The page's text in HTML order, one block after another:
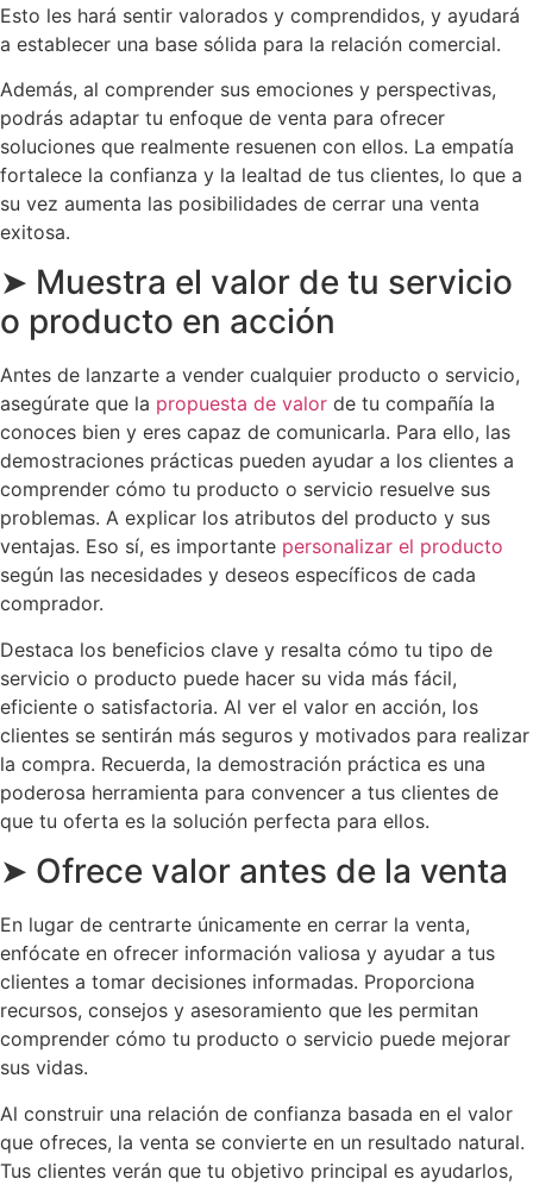
Esto les hará sentir valorados y comprendidos, y ayudará
a establecer una base sólida para la relación comercial.
Además, al comprender sus emociones y perspectivas,
podrás adaptar tu enfoque de venta para ofrecer
soluciones que realmente resuenen con ellos. La empatía
fortalece la confianza y la lealtad de tus clientes, lo que a
su vez aumenta las posibilidades de cerrar una venta
exitosa.
➤ Muestra el valor de tu servicio
o producto en acción
Antes de lanzarte a vender cualquier producto o servicio,
asegúrate que la propuesta de valor de tu compañía la
conoces bien y eres capaz de comunicarla. Para ello, las
demostraciones prácticas pueden ayudar a los clientes a
comprender cómo tu producto o servicio resuelve sus
problemas. A explicar los atributos del producto y sus
ventajas. Eso sí, es importante personalizar el producto
según las necesidades y deseos específicos de cada
comprador.
Destaca los beneficios clave y resalta cómo tu tipo de
servicio o producto puede hacer su vida más fácil,
eficiente o satisfactoria. Al ver el valor en acción, los
clientes se sentirán más seguros y motivados para realizar
la compra. Recuerda, la demostración práctica es una
poderosa herramienta para convencer a tus clientes de
que tu oferta es la solución perfecta para ellos.
➤ Ofrece valor antes de la venta
En lugar de centrarte únicamente en cerrar la venta,
enfócate en ofrecer información valiosa y ayudar a tus
clientes a tomar decisiones informadas. Proporciona
recursos, consejos y asesoramiento que les permitan
comprender cómo tu producto o servicio puede mejorar
sus vidas.
Al construir una relación de confianza basada en el valor
que ofreces, la venta se convierte en un resultado natural.
Tus clientes verán que tu objetivo principal es ayudarlos,